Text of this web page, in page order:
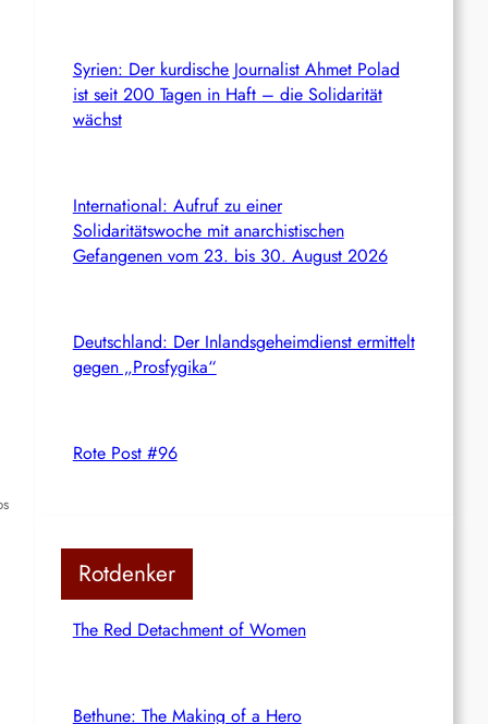
Syrien: Der kurdische Journalist Ahmet Polad
ist seit 200 Tagen in Haft – die Solidarität
wächst
International: Aufruf zu einer
Solidaritätswoche mit anarchistischen
Gefangenen vom 23. bis 30. August 2026
Deutschland: Der Inlandsgeheimdienst ermittelt
gegen „Prosfygika“
Rote Post #96
Rotdenker
The Red Detachment of Women
Bethune: The Making of a Hero